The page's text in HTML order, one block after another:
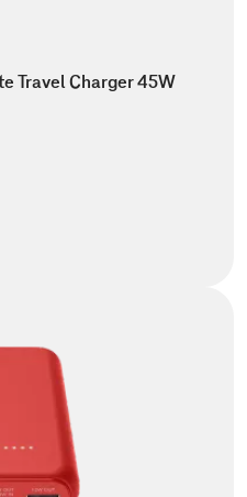
Travel Charger 45W